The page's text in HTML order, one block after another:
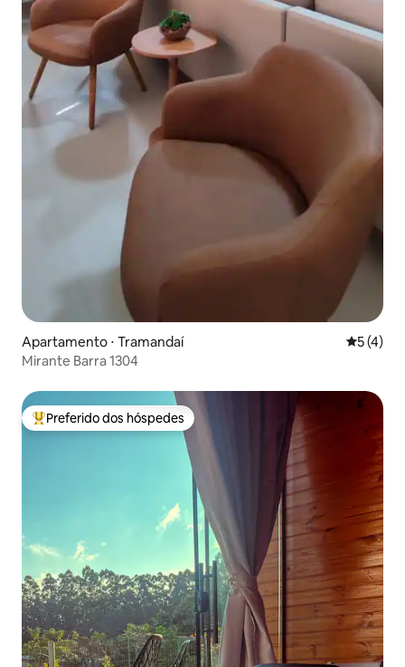
Apartamento ⋅ Tramandaí 5 de
5 (4)
Mirante Barra 1304
Entre os melhores preferidos dos hóspedes
Preferido dos hóspedes